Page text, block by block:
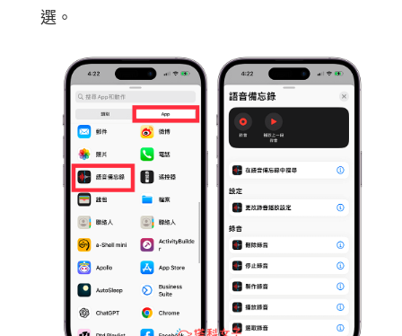
選。